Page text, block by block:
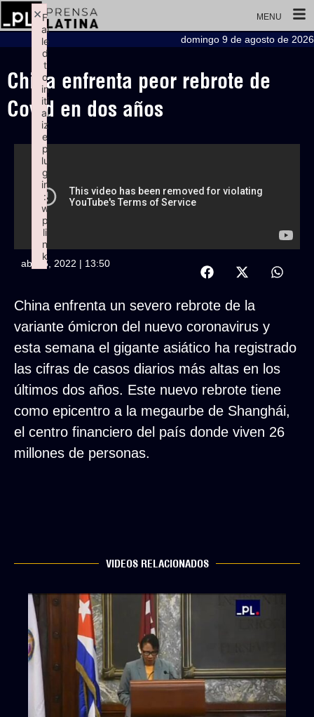
MENU
domingo 9 de agosto de 2026
China enfrenta peor rebrote de
Covid en dos años
abril 5, 2022 | 13:50
China enfrenta un severo rebrote de la
variante ómicron del nuevo coronavirus y
esta semana el gigante asiático ha registrado
las cifras de casos diarios más altas en los
últimos dos años. Este nuevo rebrote tiene
como epicentro a la megaurbe de Shanghái,
el centro financiero del país donde viven 26
millones de personas.
VIDEOS RELACIONADOS
F
ai
le
d
t
o
in
iti
al
iz
e
p
lu
g
in
:
w
p
li
n
k
×
Failed to initialize plugin: wplink